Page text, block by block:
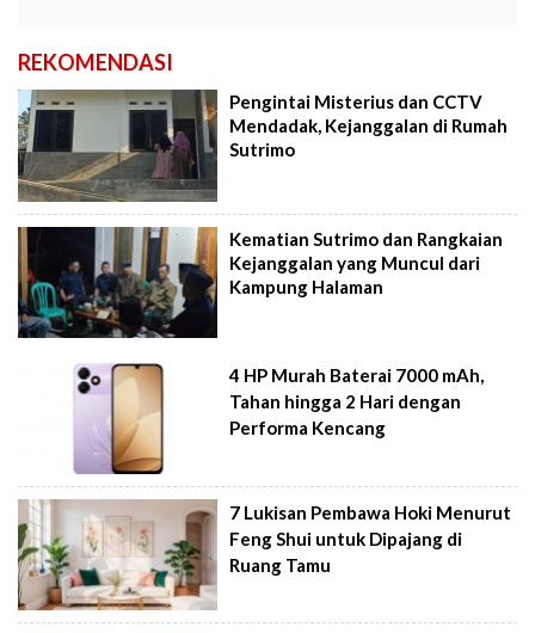
REKOMENDASI
Pengintai Misterius dan CCTV
Mendadak, Kejanggalan di Rumah
Sutrimo
Kematian Sutrimo dan Rangkaian
Kejanggalan yang Muncul dari
Kampung Halaman
4 HP Murah Baterai 7000 mAh,
Tahan hingga 2 Hari dengan
Performa Kencang
7 Lukisan Pembawa Hoki Menurut
Feng Shui untuk Dipajang di
Ruang Tamu